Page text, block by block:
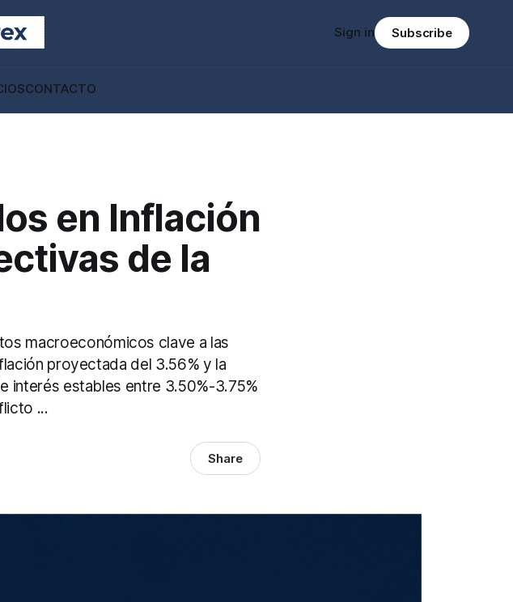
CONTACTO
Sign in Subscribe
en Inflación
de la
macroeconómicos clave a las
proyectada del 3.56% y la
interés estables entre 3.50%-3.75%
...
Share